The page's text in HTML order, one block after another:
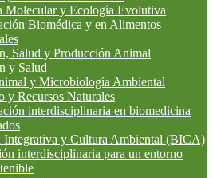
Molecular y Ecología Evolutiva
Biomédica y en Alimentos
Salud y Producción Animal
y Salud
y Microbiología Ambiental
y Recursos Naturales
interdisciplinaria en biomedicina
Integrativa y Cultura Ambiental (BICA)
interdisciplinaria para un entorno